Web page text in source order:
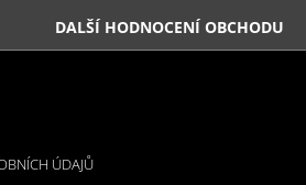
DALŠÍ HODNOCENÍ OBCHODU
ÚDAJŮ